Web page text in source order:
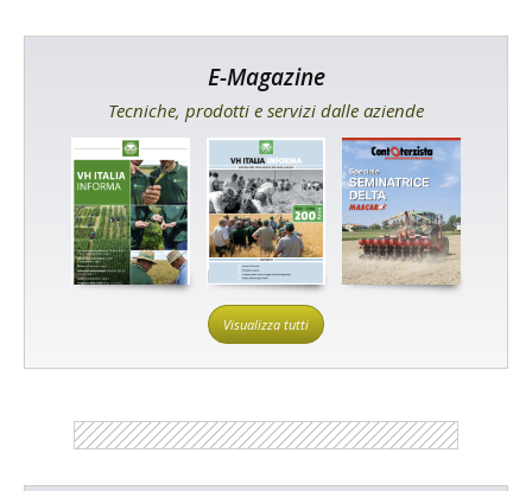
E-Magazine
Tecniche, prodotti e servizi dalle aziende
Visualizza tutti